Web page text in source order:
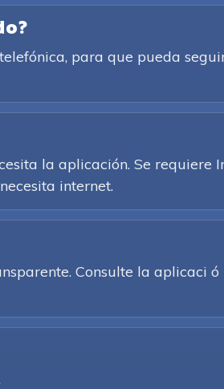
para que pueda
la aplicación. Se requiere
internet.
Consulte la aplicaci